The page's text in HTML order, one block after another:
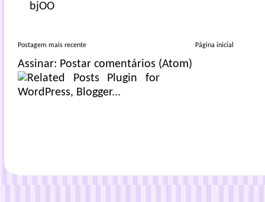
bjOO
Postagem mais recente Página inicial
Assinar: Postar comentários (Atom)